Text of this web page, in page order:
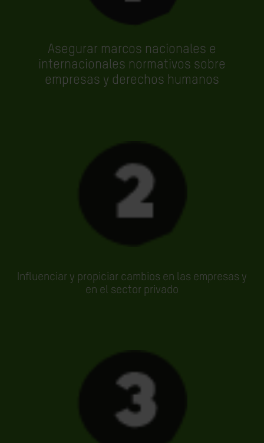
Asegurar marcos nacionales e
internacionales normativos sobre
empresas y derechos humanos
Influenciar y propiciar cambios en las empresas y
en el sector privado